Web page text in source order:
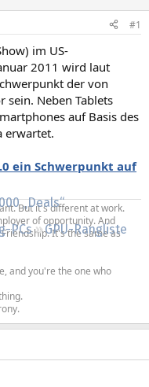
„Deals“
PCs
GPU-Rangliste
#1
im US-
2011 wird laut
der von
sein. Neben Tablets
auf Basis des
erwartet.
ein Schwerpunkt auf
But it's different at work.
of opportunity. And
It's the same as
and you're the one who